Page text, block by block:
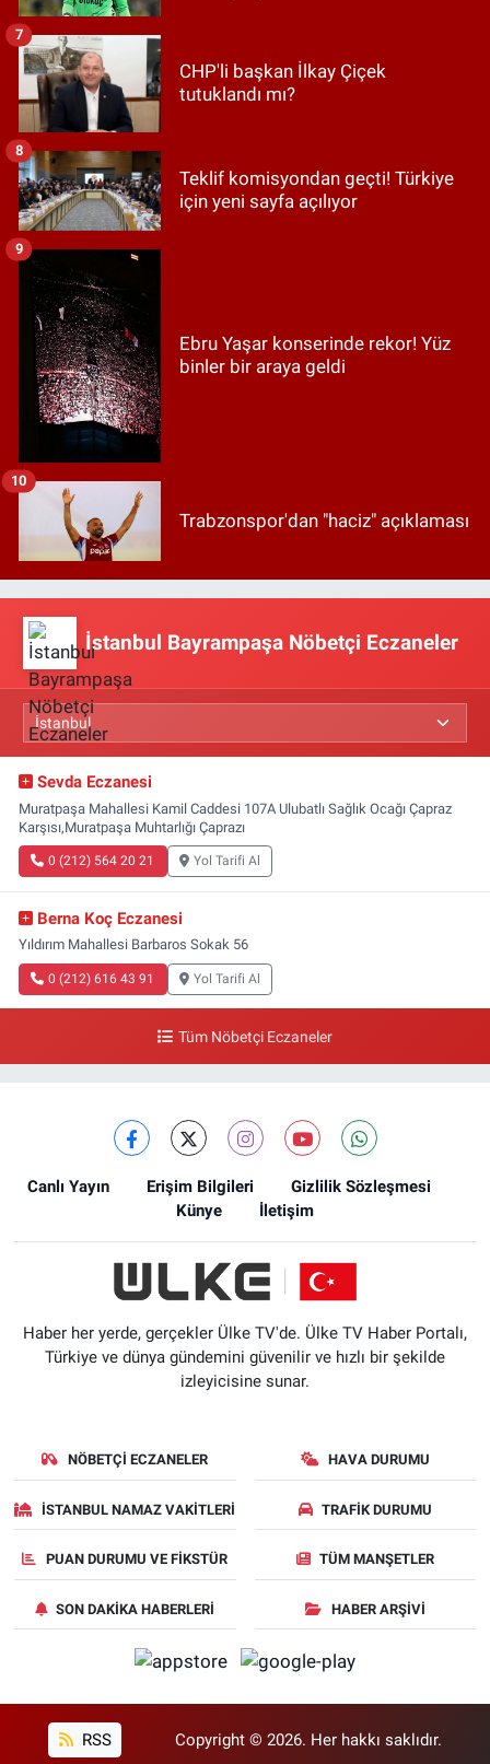
CHP'li başkan İlkay Çiçek
tutuklandı mı?
7
Teklif komisyondan geçti! Türkiye
için yeni sayfa açılıyor
8
Ebru Yaşar konserinde rekor! Yüz
binler bir araya geldi
9
Trabzonspor'dan "haciz" açıklaması
10
İstanbul Bayrampaşa Nöbetçi Eczaneler
Sevda Eczanesi
Muratpaşa Mahallesi Kamil Caddesi 107A Ulubatlı Sağlık Ocağı Çapraz
Karşısı,Muratpaşa Muhtarlığı Çaprazı
0 (212) 564 20 21 Yol Tarifi Al
Berna Koç Eczanesi
Yıldırım Mahallesi Barbaros Sokak 56
0 (212) 616 43 91 Yol Tarifi Al
Tüm Nöbetçi Eczaneler
Canlı Yayın Erişim Bilgileri
Gizlilik Sözleşmesi
Künye
İletişim
Haber her yerde, gerçekler Ülke TV'de. Ülke TV Haber Portalı,
Türkiye ve dünya gündemini güvenilir ve hızlı bir şekilde
izleyicisine sunar.
NÖBETÇI ECZANELER HAVA DURUMU
İSTANBUL NAMAZ VAKITLERI TRAFIK DURUMU
PUAN DURUMU VE FIKSTÜR TÜM MANŞETLER
SON DAKIKA HABERLERI HABER ARŞIVI
RSS Copyright © 2026. Her hakkı saklıdır.